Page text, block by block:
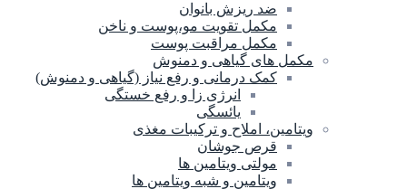
ضد ریزش بانوان
مکمل تقویت مو،پوست و ناخن
مکمل مراقبت پوست
مکمل های گیاهی و دمنوش
کمک درمانی و رفع نیاز (گیاهی و دمنوش)
انرژی زا و رفع خستگی
یائسگی
ویتامین، املاح و ترکیبات مغذی
قرص جوشان
مولتی ویتامین ها
ویتامین و شبه ویتامین ها